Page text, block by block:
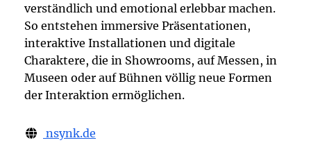
verständlich und emotional erlebbar machen.
So entstehen immersive Präsentationen,
interaktive Installationen und digitale
Charaktere, die in Showrooms, auf Messen, in
Museen oder auf Bühnen völlig neue Formen
der Interaktion ermöglichen.
nsynk.de